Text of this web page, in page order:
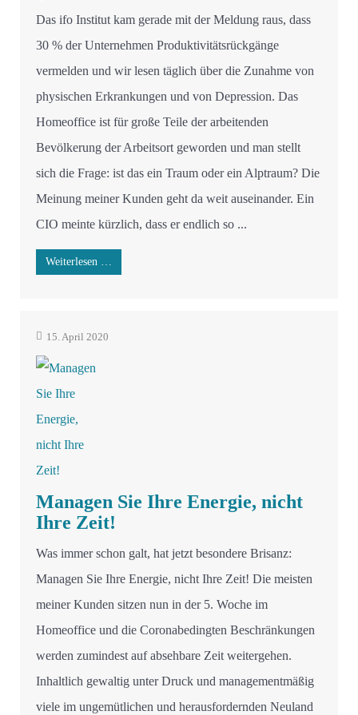
Das ifo Institut kam gerade mit der Meldung raus, dass
30 % der Unternehmen Produktivitätsrückgänge
vermelden und wir lesen täglich über die Zunahme von
physischen Erkrankungen und von Depression. Das
Homeoffice ist für große Teile der arbeitenden
Bevölkerung der Arbeitsort geworden und man stellt
sich die Frage: ist das ein Traum oder ein Alptraum? Die
Meinung meiner Kunden geht da weit auseinander. Ein
CIO meinte kürzlich, dass er endlich so ...
Weiterlesen …
15. April 2020
Managen Sie Ihre Energie, nicht
Ihre Zeit!
Was immer schon galt, hat jetzt besondere Brisanz:
Managen Sie Ihre Energie, nicht Ihre Zeit! Die meisten
meiner Kunden sitzen nun in der 5. Woche im
Homeoffice und die Coronabedingten Beschränkungen
werden zumindest auf absehbare Zeit weitergehen.
Inhaltlich gewaltig unter Druck und managementmäßig
viele im ungemütlichen und herausfordernden Neuland